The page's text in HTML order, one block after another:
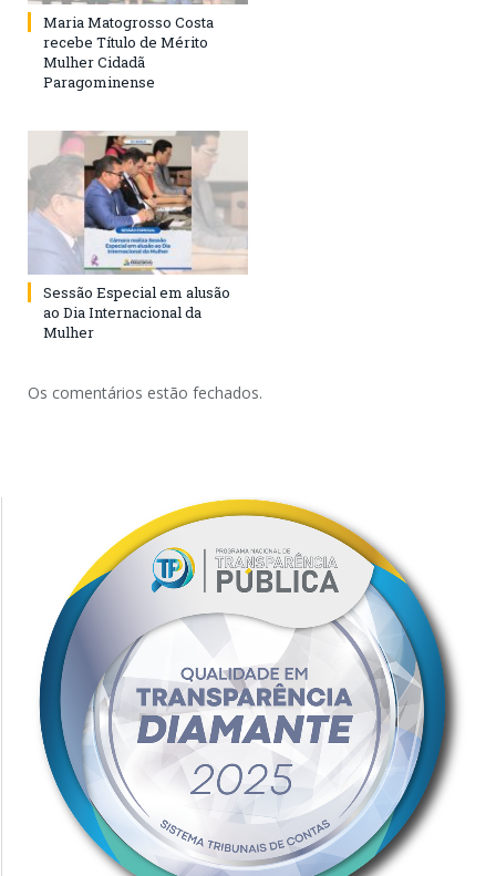
Maria Matogrosso Costa
recebe Título de Mérito
Mulher Cidadã
Paragominense
Sessão Especial em alusão
ao Dia Internacional da
Mulher
Os comentários estão fechados.